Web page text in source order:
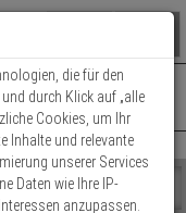
ist momentan leer.
Fertig
Fr.: 8:00 - 14:00 Uhr
die für den
durch Klick auf „alle
Cookies, um Ihr
Inhalte und relevante
unserer Services
Daten wie Ihre IP-
anzupassen.